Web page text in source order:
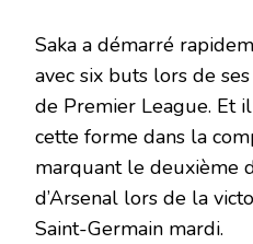
Saka a démarré
avec six buts lors de
de Premier League. Et
cette forme dans la
marquant le deuxième
d’Arsenal lors de la
Saint-Germain mardi.